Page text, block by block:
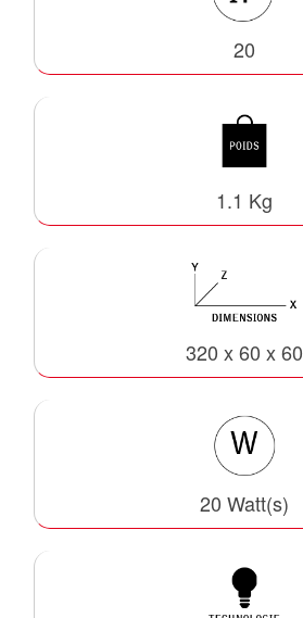
20
1.1 Kg
320 x 60 x 60
20 Watt(s)